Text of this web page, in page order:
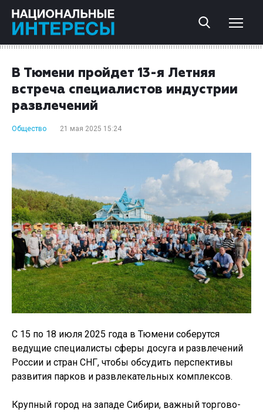
В Тюмени пройдет 13-я Летняя
встреча специалистов индустрии
развлечений
Общество 21 мая 2025 15:24
С 15 по 18 июля 2025 года в Тюмени соберутся
ведущие специалисты сферы досуга и развлечений
России и стран СНГ, чтобы обсудить перспективы
развития парков и развлекательных комплексов.
Крупный город на западе Сибири, важный торгово-